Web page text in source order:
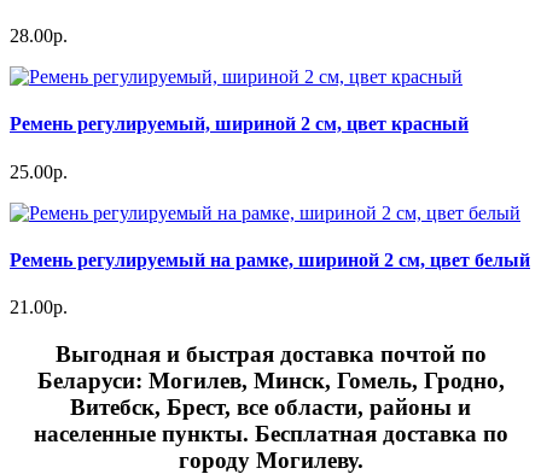
28.00р.
Ремень регулируемый, шириной 2 см, цвет красный
25.00р.
Ремень регулируемый на рамке, шириной 2 см, цвет белый
21.00р.
Выгодная и быстрая доставка почтой по
Беларуси: Могилев, Минск, Гомель, Гродно,
Витебск, Брест, все области, районы и
населенные пункты. Бесплатная доставка по
городу Могилеву.